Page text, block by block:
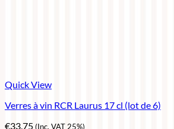
Quick View
Verres à vin RCR Laurus 17 cl (lot de 6)
€33,75(Inc. VAT 25%)